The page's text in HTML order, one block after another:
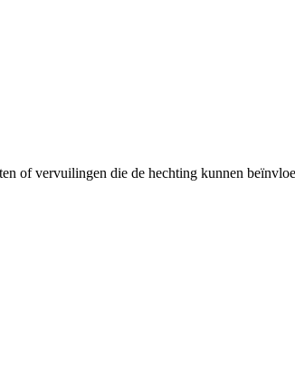
of vervuilingen die de hechting kunnen